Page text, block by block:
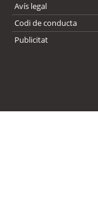
Avís legal
Codi de conducta
Publicitat